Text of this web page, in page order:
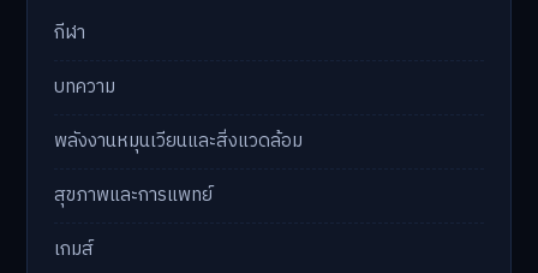
กีฬา
บทความ
พลังงานหมุนเวียนและสิ่งแวดล้อม
สุขภาพและการแพทย์
เกมส์